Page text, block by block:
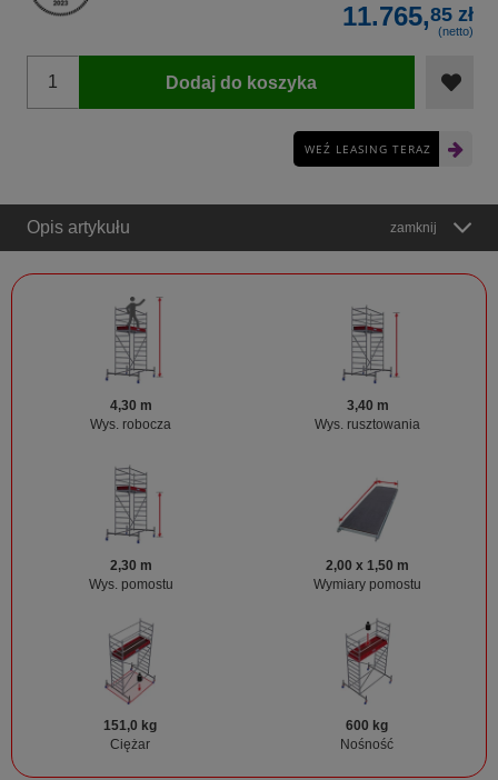
11.765,85 zł
(netto)
Dodaj do koszyka
WEŹ LEASING TERAZ
Opis artykułu zamknij
4,30 m
Wys. robocza
3,40 m
Wys. rusztowania
2,30 m
Wys. pomostu
2,00 x 1,50 m
Wymiary pomostu
151,0 kg
Ciężar
600 kg
Nośność